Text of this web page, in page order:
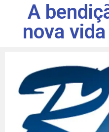
A
nova